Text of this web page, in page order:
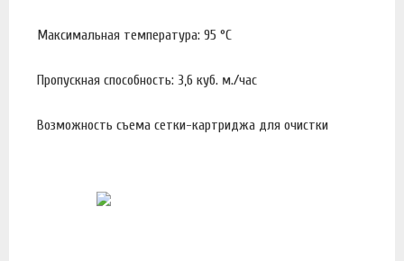
Максимальная температура: 95 °С
Пропускная способность: 3,6 куб. м./час
Возможность съема сетки-картриджа для очистки